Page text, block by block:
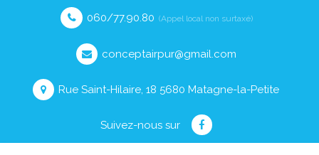
060/77.90.80 (Appel local non surtaxé)
conceptairpur@gmail.com
Rue Saint-Hilaire, 18 5680 Matagne-la-Petite
Suivez-nous sur